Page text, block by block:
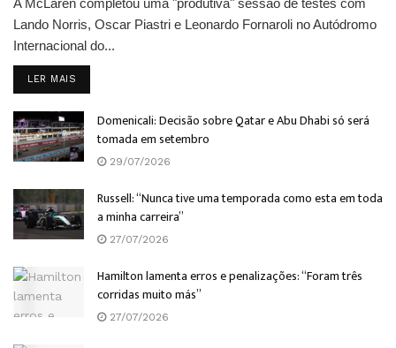
Lando Norris, Oscar Piastri e Leonardo Fornaroli no Autódromo
Internacional do...
LER MAIS
Domenicali: Decisão sobre Qatar e Abu Dhabi só será
tomada em setembro
29/07/2026
Russell: “Nunca tive uma temporada como esta em toda
a minha carreira”
27/07/2026
Hamilton lamenta erros e penalizações: “Foram três
corridas muito más”
27/07/2026